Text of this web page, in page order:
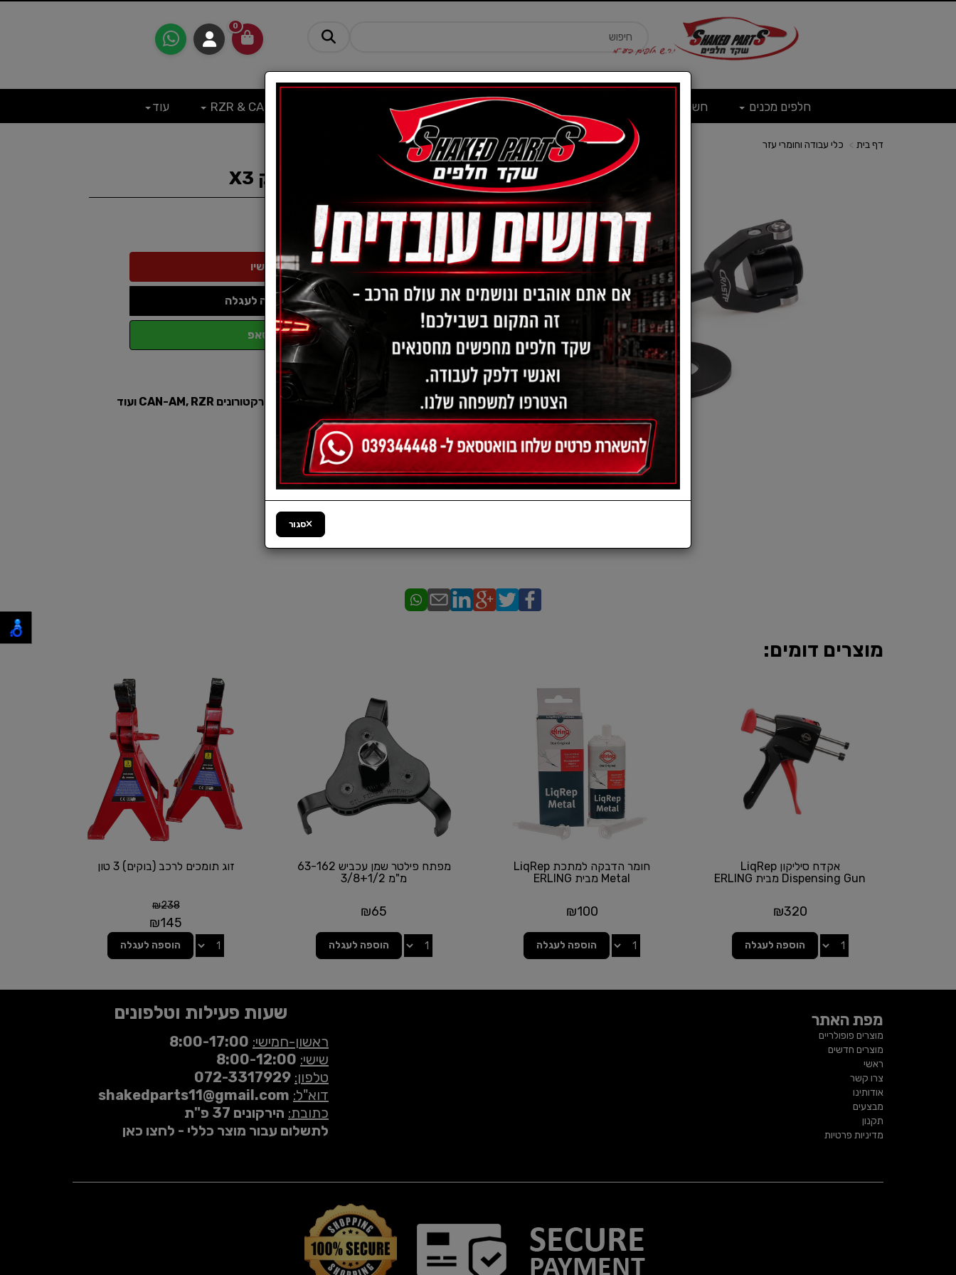
0
חלפים מכנים חשמל ציוד, אביזרים ומוצרים לרכב עוד
דף בית כלי עבודה וחומרי עזר
כלי להחלפת רצועה מבריק X3
מק"ט :EM1042BK
₪250
הוספה לעגלה
ווטסאפ
תיאור:
כלי להחלפת רצועה מבריק X3 המתאים לטרקטורונים CAN-AM, RZR ועוד
מוצרים דומים:
אקדח סיליקון LiqRep
Dispensing Gun מבית ERLING
₪320
הוספה לעגלה
חומר הדבקה למתכת LiqRep
Metal מבית ERLING
₪100
הוספה לעגלה
מפתח פילטר שמן עכביש 63-162
מ"מ 3/8+1/2
₪65
הוספה לעגלה
זוג תומכים לרכב (בוקים) 3 טון
₪238
₪145
הוספה לעגלה
מפת האתר
מוצרים פופולריים
מוצרים חדשים
ראשי
צרו קשר
אודותינו
מבצעים
תקנון
מדיניות פרטיות
שעות פעילות וטלפונים
ראשון-חמישי: 8:00-17:00
שישי: 8:00-12:00
טלפון: 072-3317929
דוא"ל: shakedparts11@gmail.com
כתובת: הירקונים 37 פ"ת
לתשלום עבור מוצר כללי - לחצו כאן
סגור